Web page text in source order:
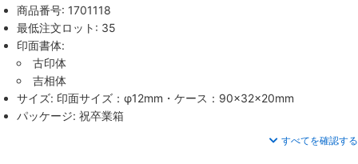
商品番号: 1701118
最低注文ロット: 35
印面書体:
古印体
吉相体
サイズ: 印面サイズ：φ12mm・ケース：90×32×20mm
パッケージ: 祝卒業箱
すべてを確認する